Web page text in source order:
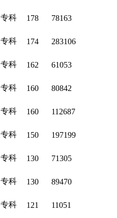
专科 178 78163
专科 174 283106
专科 162 61053
专科 160 80842
专科 160 112687
专科 150 197199
专科 130 71305
专科 130 89470
专科 121 11051